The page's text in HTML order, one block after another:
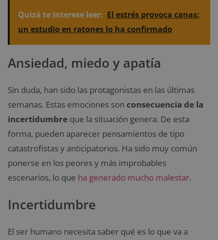
Quizá te interese leer: El estrés provoca canas:
un estudio en ratones lo ha confirmado
Ansiedad, miedo y apatía
Sin duda, han sido las protagonistas en las últimas
semanas. Estas emociones son consecuencia de la
incertidumbre que la situación genera. De esta
forma, pueden aparecer pensamientos de tipo
catastrofistas y anticipatorios. Ha sido muy común
ponerse en los peores y más improbables
escenarios, lo que ha generado mucho malestar.
Incertidumbre
El ser humano necesita saber qué es lo que va a